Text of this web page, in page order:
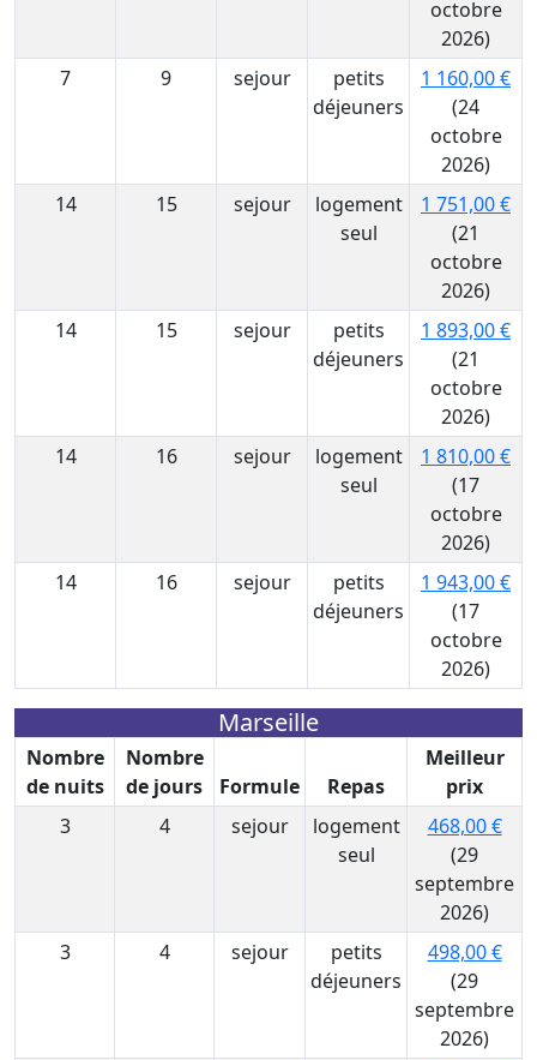
octobre
2026)
7
9 sejour
petits
déjeuners
1 160,00 €
(24
octobre
2026)
14
15 sejour
logement
seul
1 751,00 €
(21
octobre
2026)
14
15 sejour
petits
déjeuners
1 893,00 €
(21
octobre
2026)
14
16 sejour
logement
seul
1 810,00 €
(17
octobre
2026)
14
16 sejour
petits
déjeuners
1 943,00 €
(17
octobre
2026)
Marseille
Nombre
de nuits
Nombre
de jours
Formule Repas
Meilleur
prix
3
4 sejour
logement
seul
468,00 €
(29
septembre
2026)
3
4 sejour
petits
déjeuners
498,00 €
(29
septembre
2026)